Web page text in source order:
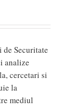
Securitate
analize
cercetari si
la
mediul